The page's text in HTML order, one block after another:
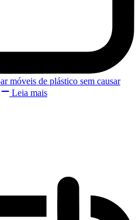
móveis de plástico sem causar
Leia mais